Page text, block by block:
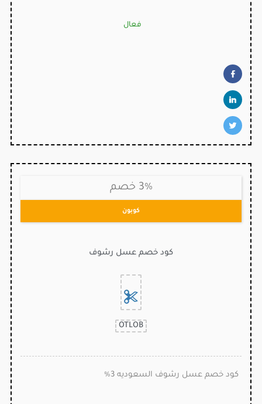
فعال
3% خصم
كوبون
كود خصم عسل رشوف
OTLOB
كود خصم عسل رشوف السعوديه 3%